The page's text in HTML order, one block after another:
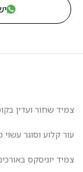
צמיד שחור ועדין בקוטר
עור קלוע וסוגר עשוי
צמיד יוניסקס